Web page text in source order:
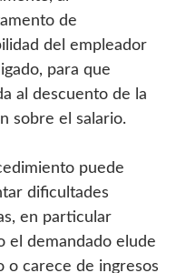
de
del empleador
para que
al descuento de la
sobre el salario.
puede
dificultades
en particular
el demandado elude
o carece de ingresos